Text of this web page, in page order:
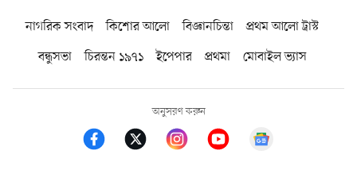
নাগরিক সংবাদ কিশোর আলো বিজ্ঞানচিন্তা
প্রথম আলো ট্রাস্ট
বন্ধুসভা
চিরন্তন ১৯৭১ ইপেপার প্রথমা মোবাইল ভ্যাস
অনুসরণ করুন